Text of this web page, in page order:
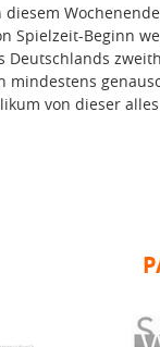
Spielzeit-Beginn
von dieser